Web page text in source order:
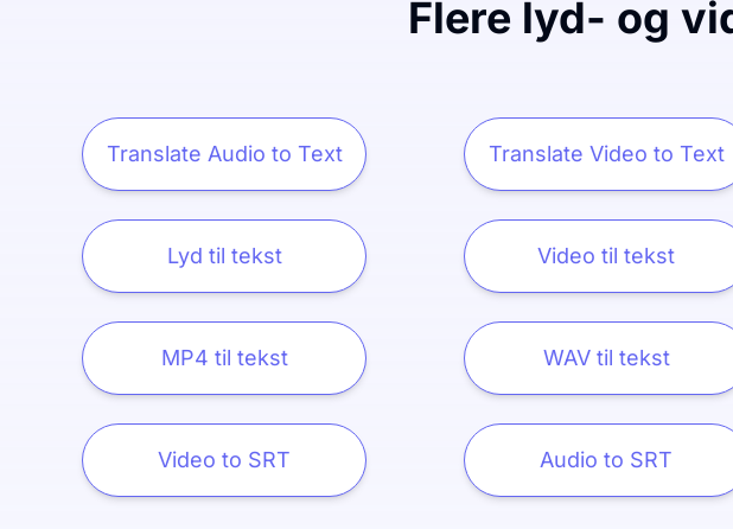
Flere lyd- og
Translate Audio to Text Translate Video to Text
Lyd til tekst Video til tekst
MP4 til tekst WAV til tekst
Video to SRT Audio to SRT